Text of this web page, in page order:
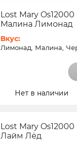
Lost Mary
Малина Лимонад
Вкус:
Лимонад Малина
Нет в наличии
Lost Mary
Лайм Лёд